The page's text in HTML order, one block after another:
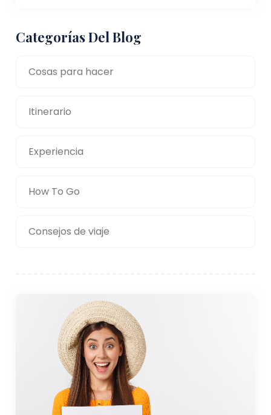
Categorías Del Blog
Cosas para hacer
Itinerario
Experiencia
How To Go
Consejos de viaje